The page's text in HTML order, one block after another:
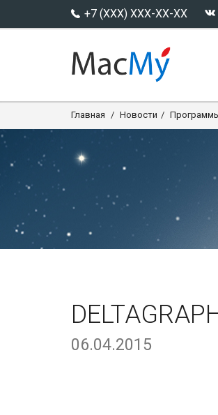
+7 (XXX) XXX-XX-XX
Главная Новости
06.04.2015